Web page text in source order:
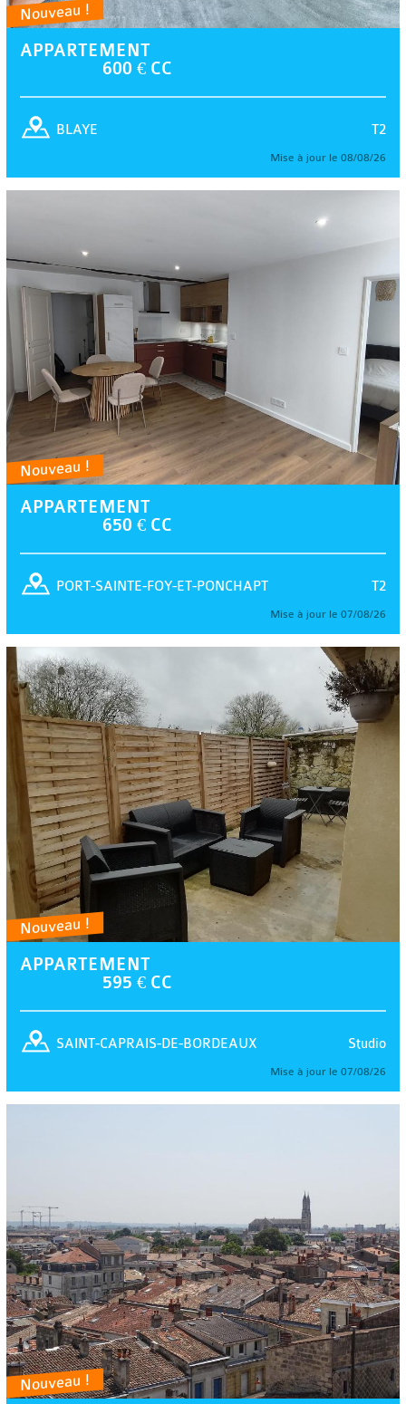
Nouveau !
APPARTEMENT
600 € CC
T2
BLAYE
Mise à jour le 08/08/26
Nouveau !
APPARTEMENT
650 € CC
T2
PORT-SAINTE-FOY-ET-PONCHAPT
Mise à jour le 07/08/26
Nouveau !
APPARTEMENT
595 € CC
Studio
SAINT-CAPRAIS-DE-BORDEAUX
Mise à jour le 07/08/26
Nouveau !